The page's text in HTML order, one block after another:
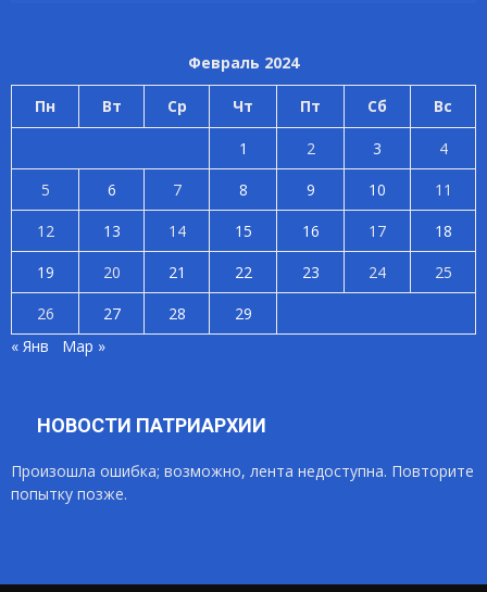
Февраль 2024
Пн Вт Ср Чт Пт Сб Вс
1 2 3
4
5
6 7 8 9 10
11
12
13 14 15 16 17
18
19
20 21 22 23 24
25
26
27 28
29
« Янв
Мар »
НОВОСТИ ПАТРИАРХИИ
Произошла ошибка; возможно, лента недоступна. Повторите
попытку позже.